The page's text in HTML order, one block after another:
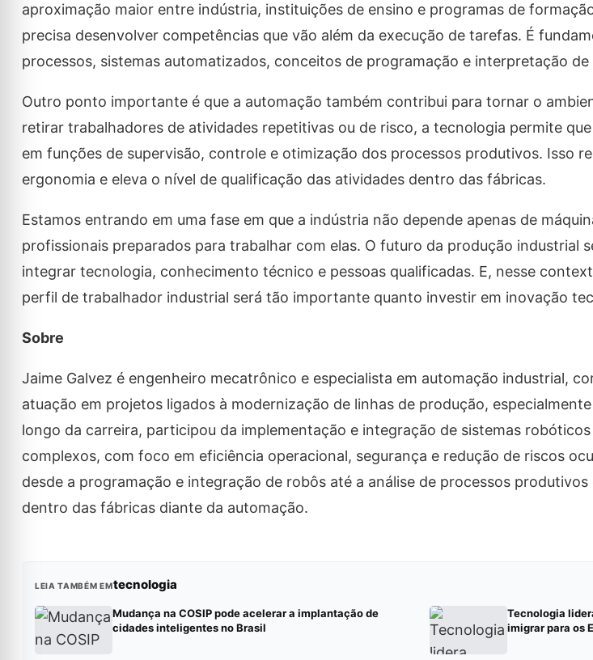
aproximação maior entre indústria, instituições de ensino e programas de
precisa desenvolver competências que vão além da execução de tarefas. É
processos, sistemas automatizados, conceitos de programação e interpretação
Outro ponto importante é que a automação também contribui para tornar o
retirar trabalhadores de atividades repetitivas ou de risco, a tecnologia permite
em funções de supervisão, controle e otimização dos processos produtivos. Isso
ergonomia e eleva o nível de qualificação das atividades dentro das fábricas.
Estamos entrando em uma fase em que a indústria não depende apenas de
profissionais preparados para trabalhar com elas. O futuro da produção industrial
integrar tecnologia, conhecimento técnico e pessoas qualificadas. E, nesse
perfil de trabalhador industrial será tão importante quanto investir em inovação
Sobre
Jaime Galvez é engenheiro mecatrônico e especialista em automação industrial,
atuação em projetos ligados à modernização de linhas de produção,
longo da carreira, participou da implementação e integração de sistemas
complexos, com foco em eficiência operacional, segurança e redução de riscos
desde a programação e integração de robôs até a análise de processos
dentro das fábricas diante da automação.
LEIA TAMBÉM EMtecnologia
Mudança na COSIP pode acelerar a implantação de
cidades inteligentes no Brasil
Tecnologia
imigrar para os